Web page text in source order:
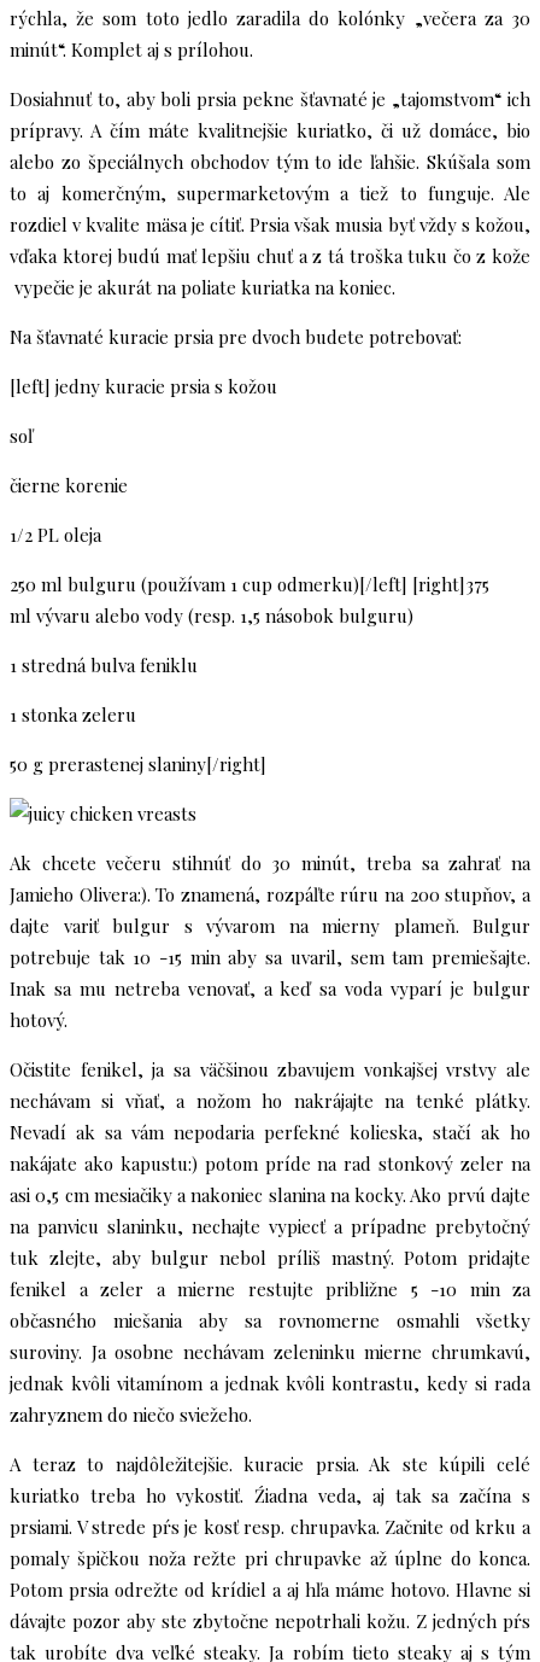
rýchla, že som toto jedlo zaradila do kolónky „večera za 30
minút“. Komplet aj s prílohou.
Dosiahnuť to, aby boli prsia pekne šťavnaté je „tajomstvom“ ich
prípravy. A čím máte kvalitnejšie kuriatko, či už domáce, bio
alebo zo špeciálnych obchodov tým to ide ľahšie. Skúšala som
to aj komerčným, supermarketovým a tiež to funguje. Ale
rozdiel v kvalite mäsa je cítiť. Prsia však musia byť vždy s kožou,
vďaka ktorej budú mať lepšiu chuť a z tá troška tuku čo z kože
vypečie je akurát na poliate kuriatka na koniec.
Na šťavnaté kuracie prsia pre dvoch budete potrebovať:
[left] jedny kuracie prsia s kožou
soľ
čierne korenie
1/2 PL oleja
250 ml bulguru (používam 1 cup odmerku)[/left] [right]375
ml vývaru alebo vody (resp. 1,5 násobok bulguru)
1 stredná bulva feniklu
1 stonka zeleru
50 g prerastenej slaniny[/right]
Ak chcete večeru stihnúť do 30 minút, treba sa zahrať na
Jamieho Olivera:). To znamená, rozpáľte rúru na 200 stupňov, a
dajte variť bulgur s vývarom na mierny plameň. Bulgur
potrebuje tak 10 -15 min aby sa uvaril, sem tam premiešajte.
Inak sa mu netreba venovať, a keď sa voda vyparí je bulgur
hotový.
Očistite fenikel, ja sa väčšinou zbavujem vonkajšej vrstvy ale
nechávam si vňať, a nožom ho nakrájajte na tenké plátky.
Nevadí ak sa vám nepodaria perfekné kolieska, stačí ak ho
nakájate ako kapustu:) potom príde na rad stonkový zeler na
asi 0,5 cm mesiačiky a nakoniec slanina na kocky. Ako prvú dajte
na panvicu slaninku, nechajte vypiecť a prípadne prebytočný
tuk zlejte, aby bulgur nebol príliš mastný. Potom pridajte
fenikel a zeler a mierne restujte približne 5 -10 min za
občasného miešania aby sa rovnomerne osmahli všetky
suroviny. Ja osobne nechávam zeleninku mierne chrumkavú,
jednak kvôli vitamínom a jednak kvôli kontrastu, kedy si rada
zahryznem do niečo sviežeho.
A teraz to najdôležitejšie. kuracie prsia. Ak ste kúpili celé
kuriatko treba ho vykostiť. Źiadna veda, aj tak sa začína s
prsiami. V strede pŕs je kosť resp. chrupavka. Začnite od krku a
pomaly špičkou noža režte pri chrupavke až úplne do konca.
Potom prsia odrežte od krídiel a aj hľa máme hotovo. Hlavne si
dávajte pozor aby ste zbytočne nepotrhali kožu. Z jedných pŕs
tak urobíte dva veľké steaky. Ja robím tieto steaky aj s tým